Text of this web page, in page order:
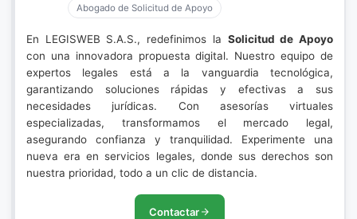
Abogado de Solicitud de Apoyo
En LEGISWEB S.A.S., redefinimos la Solicitud de Apoyo
con una innovadora propuesta digital. Nuestro equipo de
expertos legales está a la vanguardia tecnológica,
garantizando soluciones rápidas y efectivas a sus
necesidades jurídicas. Con asesorías virtuales
especializadas, transformamos el mercado legal,
asegurando confianza y tranquilidad. Experimente una
nueva era en servicios legales, donde sus derechos son
nuestra prioridad, todo a un clic de distancia.
Contactar